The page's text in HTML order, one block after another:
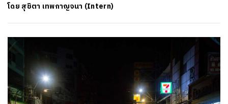
โดย สุชิตา เทพกาญจนา (Intern)